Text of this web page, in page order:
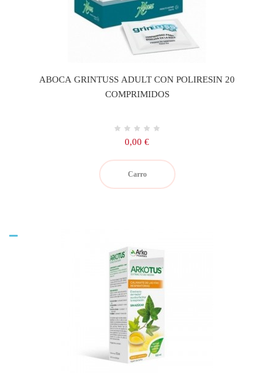
ABOCA GRINTUSS ADULT CON POLIRESIN 20
COMPRIMIDOS
Precio
0,00 €
Carro